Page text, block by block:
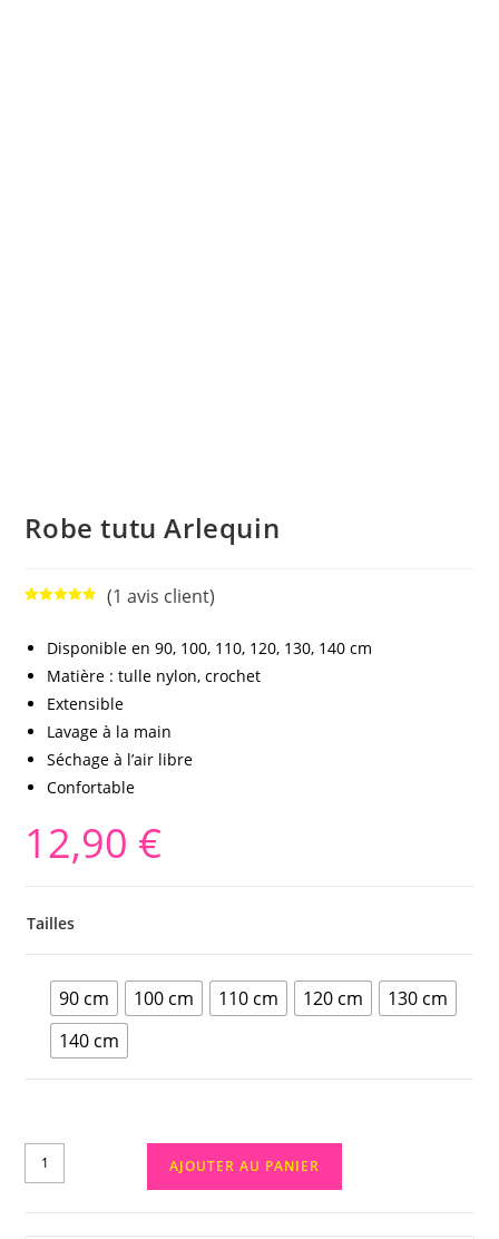
Robe tutu Arlequin
basé sur
notation
client
(1 avis client)
Disponible en 90, 100, 110, 120, 130, 140 cm
Matière : tulle nylon, crochet
Extensible
Lavage à la main
Séchage à l’air libre
Confortable
12,90 €
Tailles
90 cm 100 cm 110 cm 120 cm
130 cm
140 cm
AJOUTER AU PANIER